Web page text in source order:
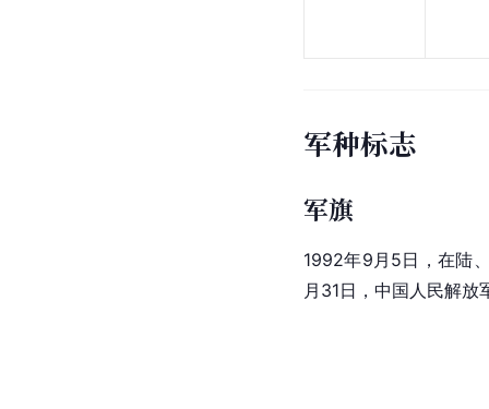
军种标志
军旗
1992年9月5日，在陆
月31日，中国人民解放